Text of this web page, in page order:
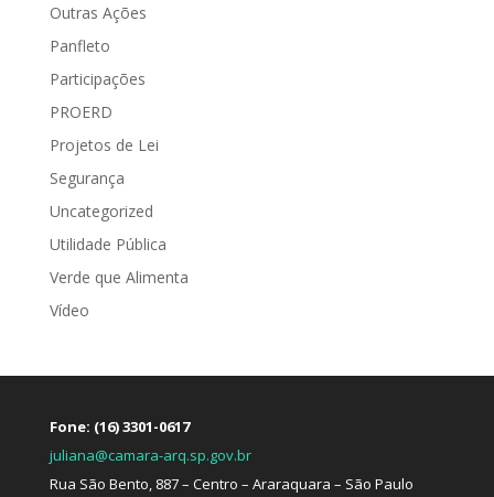
Outras Ações
Panfleto
Participações
PROERD
Projetos de Lei
Segurança
Uncategorized
Utilidade Pública
Verde que Alimenta
Vídeo
Fone: (16) 3301-0617
juliana@camara-arq.sp.gov.br
Rua São Bento, 887 – Centro – Araraquara – São Paulo